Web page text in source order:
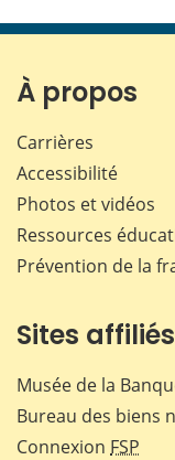
À propos
Carrières
Accessibilité
Photos et vidéos
Ressources
Prévention de la
Sites affiliés
Musée de la
Bureau des biens
Connexion FSP